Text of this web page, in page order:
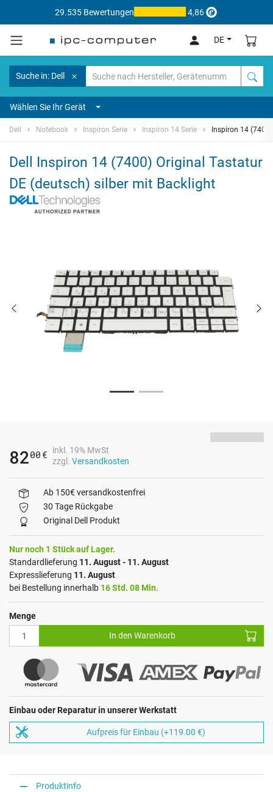
29.535 Bewertungen 4,86
DE
Suche in: Dell
Wählen Sie Ihr Gerät
Dell Notebook Inspiron Serie Inspiron 14 Serie Inspiron 14 (7400)
Dell Inspiron 14 (7400) Original Tastatur
DE (deutsch) silber mit Backlight
8200 €
inkl. 19% MwSt
zzgl. Versandkosten
Ab 150€ versandkostenfrei
30 Tage Rückgabe
Original Dell Produkt
Nur noch 1 Stück auf Lager.
Standardlieferung 11. August - 11. August
Expresslieferung 11. August
bei Bestellung innerhalb 16 Std. 08 Min.
Menge
In den Warenkorb
Einbau oder Reparatur in unserer Werkstatt
Aufpreis für Einbau (+119.00 €)
Produktinfo